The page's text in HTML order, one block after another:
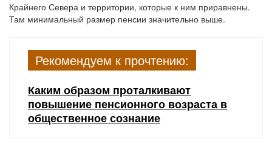
Крайнего Севера и территории, которые к ним приравнены.
Там минимальный размер пенсии значительно выше.
Рекомендуем к прочтению:
Каким образом проталкивают
повышение пенсионного возраста в
общественное сознание